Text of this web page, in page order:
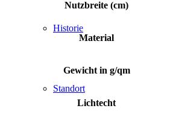
Historie
Standort
Nutzbreite (cm)
Material
Gewicht in g/qm
Lichtecht